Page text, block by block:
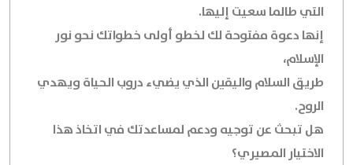
التي طالما سعيت إليها.
إنها دعوة مفتوحة لك لخطو أولى خطواتك نحو نور
الإسلام،
طريق السلام واليقين الذي يضيء دروب الحياة ويهدي
الروح.
هل تبحث عن توجيه ودعم لمساعدتك في اتخاذ هذا
الاختيار المصيري؟